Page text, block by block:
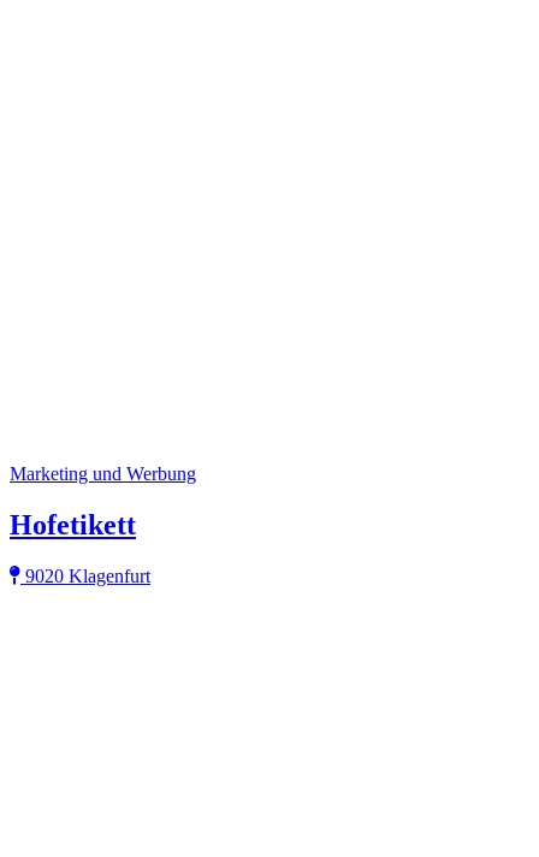
Marketing und Werbung
Hofetikett
9020 Klagenfurt